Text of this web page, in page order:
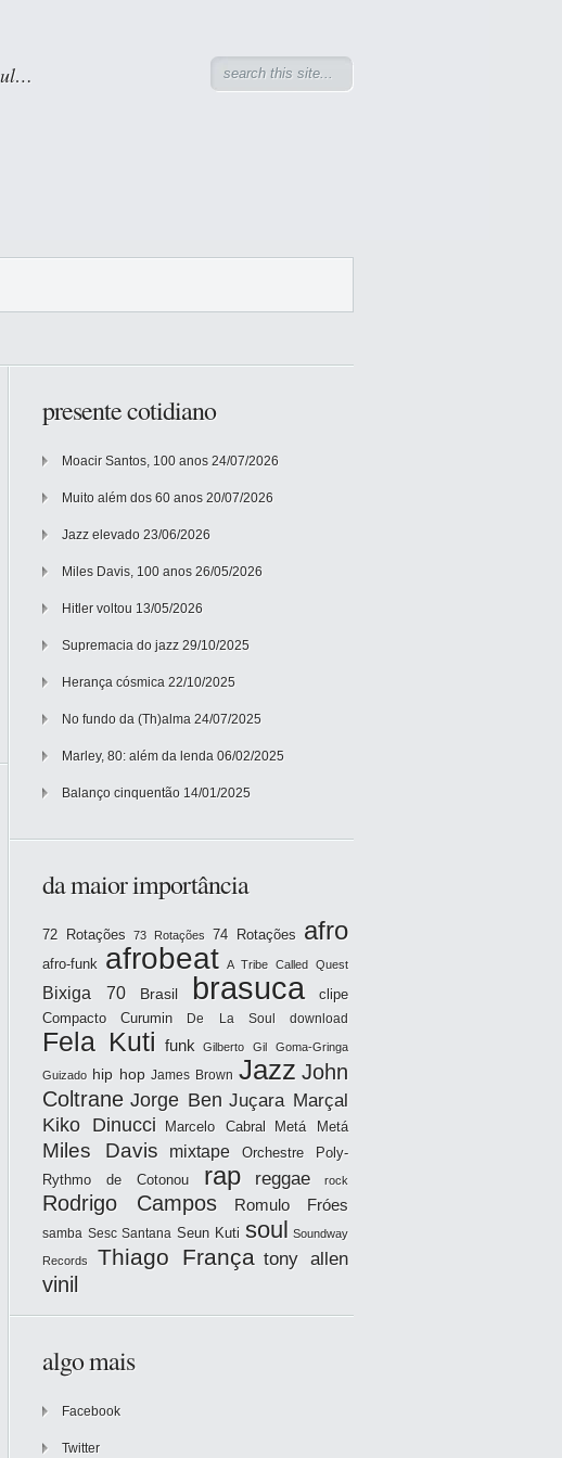
presente cotidiano
Moacir Santos, 100 anos 24/07/2026
Muito além dos 60 anos 20/07/2026
Jazz elevado 23/06/2026
Miles Davis, 100 anos 26/05/2026
Hitler voltou 13/05/2026
Supremacia do jazz 29/10/2025
Herança cósmica 22/10/2025
No fundo da (Th)alma 24/07/2025
Marley, 80: além da lenda 06/02/2025
Balanço cinquentão 14/01/2025
da maior importância
72 Rotações 73 Rotações 74 Rotações afro
afro-funk afrobeat A Tribe Called Quest
Bixiga 70 Brasil brasuca
clipe
Compacto
Curumin De La Soul download
Fela Kuti funk Gilberto Gil Goma-Gringa
Guizado hip hop James Brown Jazz John
Coltrane Jorge Ben Juçara Marçal
Kiko Dinucci Marcelo Cabral Metá Metá
Miles Davis mixtape
Orchestre Poly-
Rythmo de Cotonou
rap reggae rock
Rodrigo Campos Romulo Fróes
samba Sesc Santana Seun Kuti soul Soundway
Records Thiago França tony allen
vinil
algo mais
Facebook
Twitter